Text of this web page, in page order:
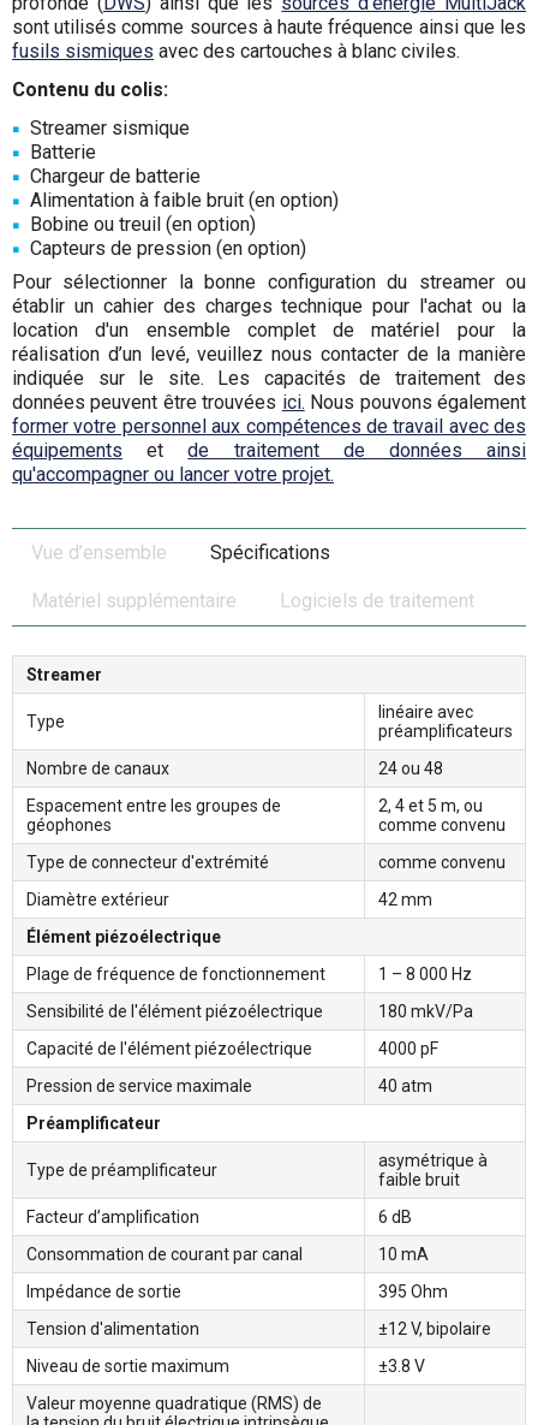
sont utilisés comme sources à haute fréquence ainsi que les
fusils sismiques avec des cartouches à blanc civiles.
Contenu du colis:
Streamer sismique
Batterie
Chargeur de batterie
Alimentation à faible bruit (en option)
Bobine ou treuil (en option)
Capteurs de pression (en option)
Pour sélectionner la bonne configuration du streamer ou
établir un cahier des charges technique pour l'achat ou la
location d'un ensemble complet de matériel pour la
réalisation d’un levé, veuillez nous contacter de la manière
indiquée sur le site. Les capacités de traitement des
données peuvent être trouvées ici. Nous pouvons également
former votre personnel aux compétences de travail avec des
équipements etde traitement de données ainsi
qu'accompagner ou lancer votre projet.
Vue d’ensemble Spécifications
Matériel supplémentaire Logiciels de traitement
Streamer
Type
linéaire avec
préamplificateurs
Nombre de canaux
24 ou 48
Espacement entre les groupes de
géophones
2, 4 et 5 m, ou
comme convenu
Type de connecteur d'extrémité
comme convenu
Diamètre extérieur
42 mm
Élément piézoélectrique
Plage de fréquence de fonctionnement
1 – 8 000 Hz
Sensibilité de l'élément piézoélectrique
180 mkV/Pa
Capacité de l'élément piézoélectrique
4000 pF
Pression de service maximale
40 atm
Préamplificateur
Type de préamplificateur
asymétrique à
faible bruit
Facteur d’amplification
6 dB
Consommation de courant par canal
10 mА
Impédance de sortie
395 Ohm
Tension d'alimentation
±12 V, bipolaire
Niveau de sortie maximum
±3.8 V
Valeur moyenne quadratique (RMS) de